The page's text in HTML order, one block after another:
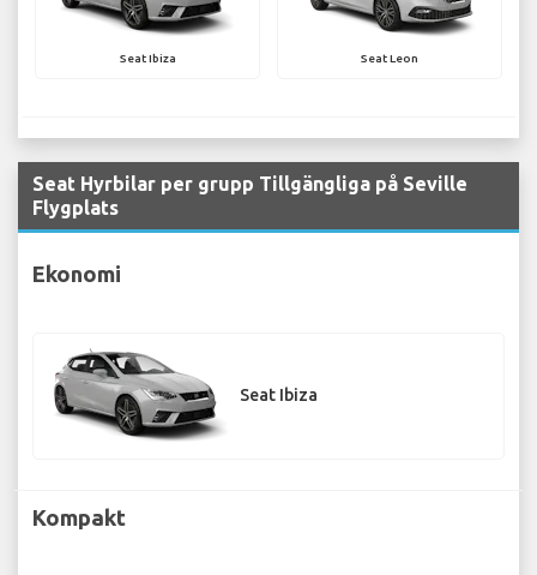
Seat Ibiza Seat Leon
Seat Hyrbilar per grupp Tillgängliga på Seville
Flygplats
Ekonomi
Seat Ibiza
Kompakt